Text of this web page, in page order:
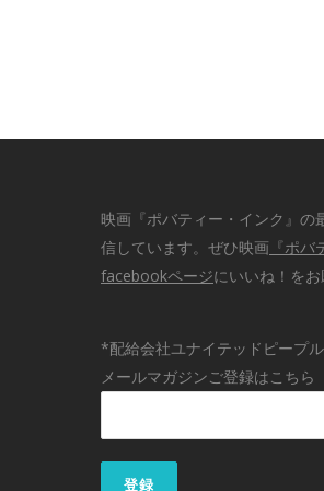
映画『ポバティー・インク』
信しています。ぜひ映画 『ポバ
facebookページにいいね！をお
*配給会社ユナイテッドピープ
メールマガジンご登録はこちら